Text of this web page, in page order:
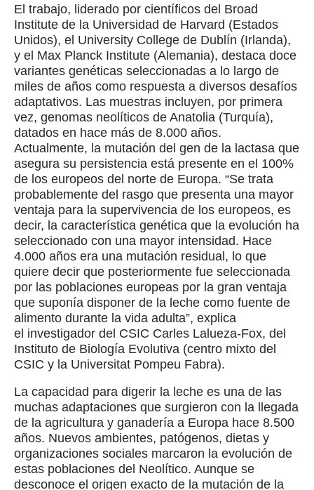
El trabajo, liderado por científicos del Broad
Institute de la Universidad de Harvard (Estados
Unidos), el University College de Dublín (Irlanda),
y el Max Planck Institute (Alemania), destaca doce
variantes genéticas seleccionadas a lo largo de
miles de años como respuesta a diversos desafíos
adaptativos. Las muestras incluyen, por primera
vez, genomas neolíticos de Anatolia (Turquía),
datados en hace más de 8.000 años.
Actualmente, la mutación del gen de la lactasa que
asegura su persistencia está presente en el 100%
de los europeos del norte de Europa. “Se trata
probablemente del rasgo que presenta una mayor
ventaja para la supervivencia de los europeos, es
decir, la característica genética que la evolución ha
seleccionado con una mayor intensidad. Hace
4.000 años era una mutación residual, lo que
quiere decir que posteriormente fue seleccionada
por las poblaciones europeas por la gran ventaja
que suponía disponer de la leche como fuente de
alimento durante la vida adulta”, explica
el investigador del CSIC Carles Lalueza-Fox, del
Instituto de Biología Evolutiva (centro mixto del
CSIC y la Universitat Pompeu Fabra).
La capacidad para digerir la leche es una de las
muchas adaptaciones que surgieron con la llegada
de la agricultura y ganadería a Europa hace 8.500
años. Nuevos ambientes, patógenos, dietas y
organizaciones sociales marcaron la evolución de
estas poblaciones del Neolítico. Aunque se
desconoce el origen exacto de la mutación de la